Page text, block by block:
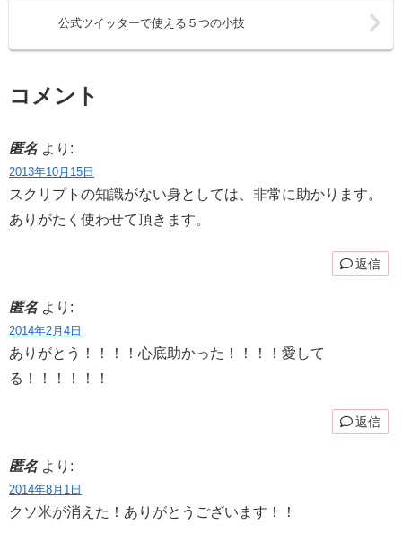
公式ツイッターで使える５つの小技
コメント
匿名 より:
2013年10月15日
スクリプトの知識がない身としては、非常に助かります。
ありがたく使わせて頂きます。
返信
匿名 より:
2014年2月4日
ありがとう！！！！心底助かった！！！！愛して
る！！！！！！
返信
匿名 より:
2014年8月1日
クソ米が消えた！ありがとうございます！！